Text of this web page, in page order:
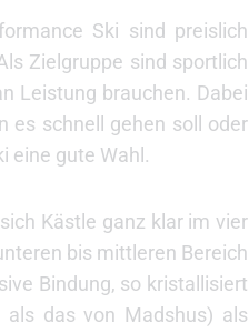
Ski sind preislich
Zielgruppe sind sportlich
Leistung brauchen. Dabei
es schnell gehen soll oder
eine gute Wahl.
Kästle ganz klar im vier
bis mittleren Bereich
Bindung, so kristallisiert
das von Madshus) als